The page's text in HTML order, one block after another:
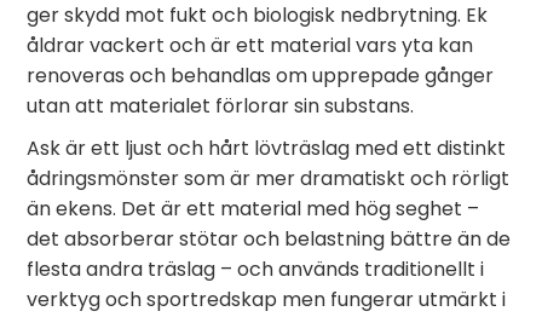
ger skydd mot fukt och biologisk nedbrytning. Ek
åldrar vackert och är ett material vars yta kan
renoveras och behandlas om upprepade gånger
utan att materialet förlorar sin substans.
Ask är ett ljust och hårt lövträslag med ett distinkt
ådringsmönster som är mer dramatiskt och rörligt
än ekens. Det är ett material med hög seghet –
det absorberar stötar och belastning bättre än de
flesta andra träslag – och används traditionellt i
verktyg och sportredskap men fungerar utmärkt i